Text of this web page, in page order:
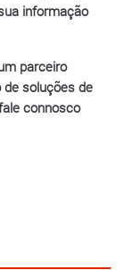
informação
parceiro
soluções de
connosco